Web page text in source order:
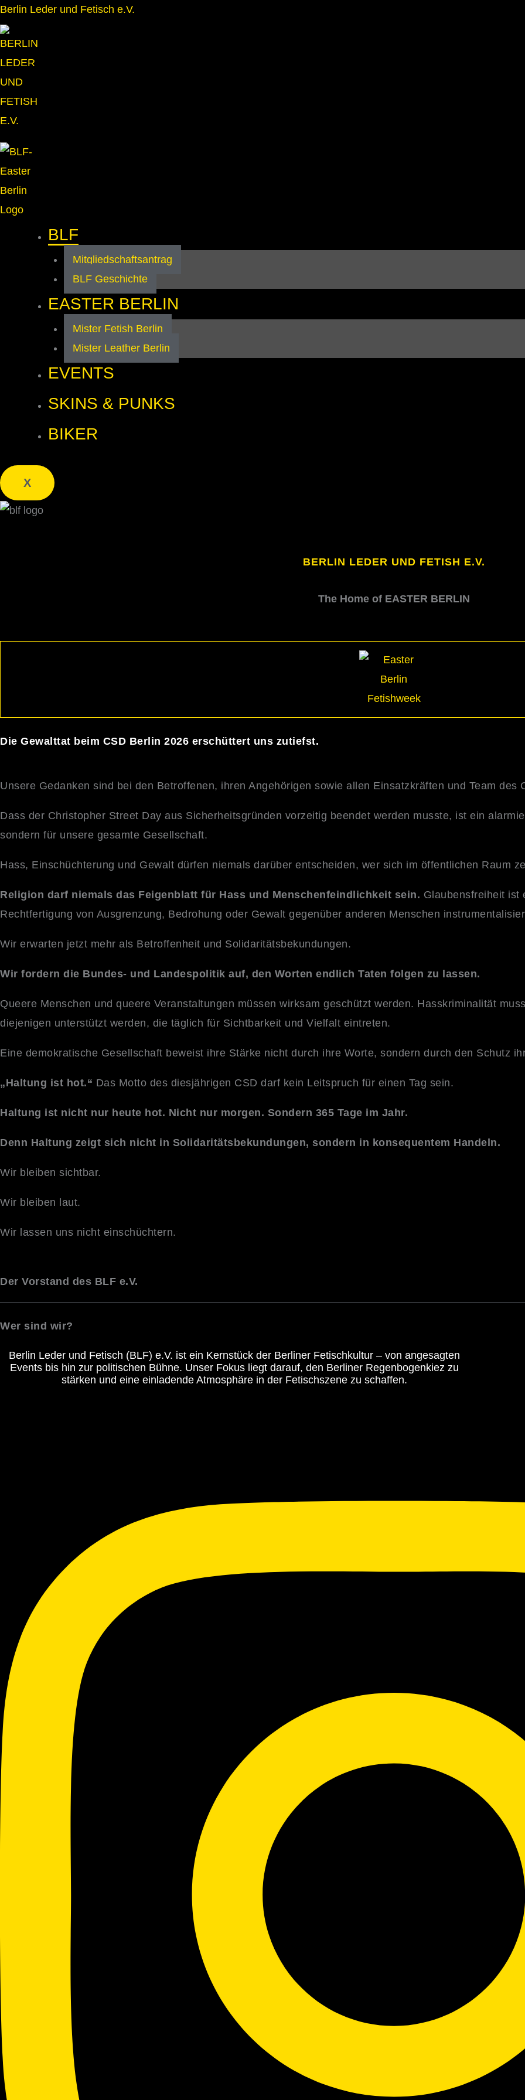
Zum
Inhalt
springen
Berlin Leder und Fetisch e.V.
BLF
Mitgliedschaftsantrag
BLF Geschichte
EASTER BERLIN
Mister Fetish Berlin
Mister Leather Berlin
EVENTS
SKINS & PUNKS
BIKER
X
BERLIN LEDER UND FETISH E.V.
The Home of EASTER BERLIN
Die Gewalttat beim CSD Berlin 2026 erschüttert uns zutiefst.
Unsere Gedanken sind bei den Betroffenen, ihren Angehörigen sowie allen Einsatzkräften und Team des
Dass der Christopher Street Day aus Sicherheitsgründen vorzeitig beendet werden musste, ist ein
sondern für unsere gesamte Gesellschaft.
Hass, Einschüchterung und Gewalt dürfen niemals darüber entscheiden, wer sich im öffentlichen Raum
Religion darf niemals das Feigenblatt für Hass und Menschenfeindlichkeit sein. Glaubensfreiheit ist
Rechtfertigung von Ausgrenzung, Bedrohung oder Gewalt gegenüber anderen Menschen
Wir erwarten jetzt mehr als Betroffenheit und Solidaritätsbekundungen.
Wir fordern die Bundes- und Landespolitik auf, den Worten endlich Taten folgen zu lassen.
Queere Menschen und queere Veranstaltungen müssen wirksam geschützt werden. Hasskriminalität
diejenigen unterstützt werden, die täglich für Sichtbarkeit und Vielfalt eintreten.
Eine demokratische Gesellschaft beweist ihre Stärke nicht durch ihre Worte, sondern durch den Schutz
„Haltung ist hot.“ Das Motto des diesjährigen CSD darf kein Leitspruch für einen Tag sein.
Haltung ist nicht nur heute hot. Nicht nur morgen. Sondern 365 Tage im Jahr.
Denn Haltung zeigt sich nicht in Solidaritätsbekundungen, sondern in konsequentem Handeln.
Wir bleiben sichtbar.
Wir bleiben laut.
Wir lassen uns nicht einschüchtern.
Der Vorstand des BLF e.V.
Wer sind wir?
Berlin Leder und Fetisch (BLF) e.V. ist ein Kernstück der Berliner Fetischkultur – von angesagten
Events bis hin zur politischen Bühne. Unser Fokus liegt darauf, den Berliner Regenbogenkiez zu
stärken und eine einladende Atmosphäre in der Fetischszene zu schaffen.